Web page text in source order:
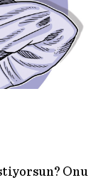
Onu